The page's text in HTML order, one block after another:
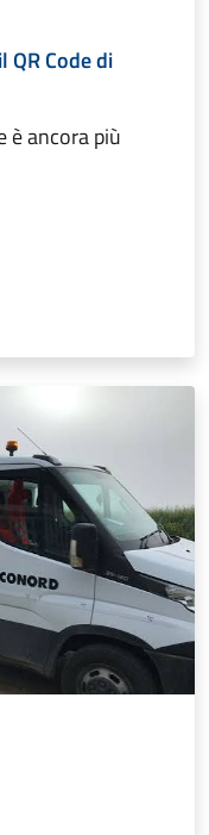
QR Code di
è ancora più